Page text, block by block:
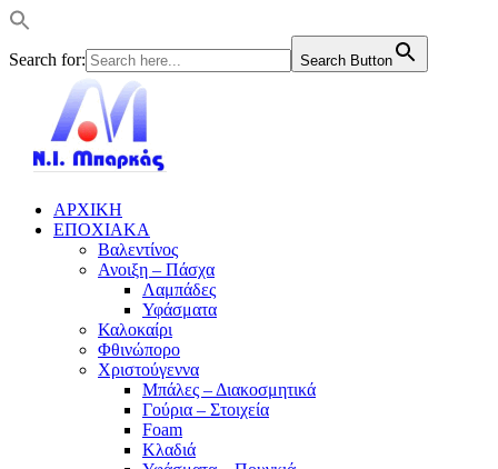
Search for: Search Button
ΑΡΧΙΚΗ
ΕΠΟΧΙΑΚΑ
Βαλεντίνος
Ανοιξη – Πάσχα
Λαμπάδες
Υφάσματα
Καλοκαίρι
Φθινώπορο
Χριστούγεννα
Μπάλες – Διακοσμητικά
Γούρια – Στοιχεία
Foam
Κλαδιά